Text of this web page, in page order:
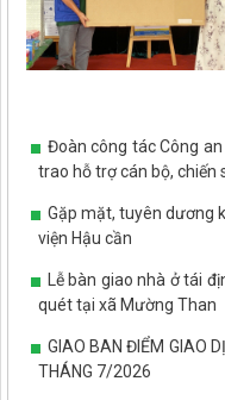
và trao gói hỗ trợ trang
vụ bán trú cho Trường
Đoàn công tác Công
trao hỗ trợ cán bộ, chiến
Gặp mặt, tuyên dương
viện Hậu cần
Lễ bàn giao nhà ở tái
quét tại xã Mường Than
GIAO BAN ĐIỂM GIAO
THÁNG 7/2026